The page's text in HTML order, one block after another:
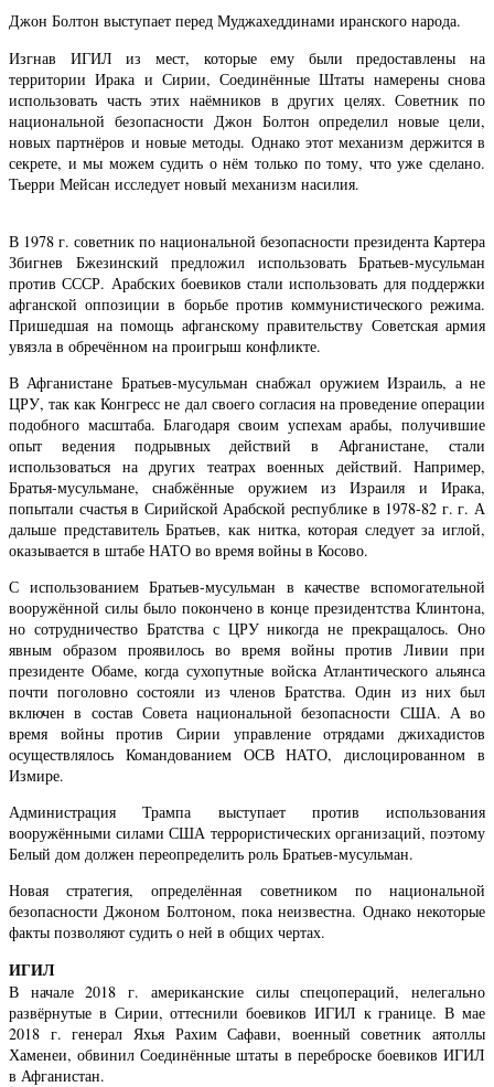
Джон Болтон выступает перед Муджахеддинами иранского народа.
Изгнав ИГИЛ из мест, которые ему были предоставлены на
территории Ирака и Сирии, Соединённые Штаты намерены снова
использовать часть этих наёмников в других целях. Советник по
национальной безопасности Джон Болтон определил новые цели,
новых партнёров и новые методы. Однако этот механизм держится в
секрете, и мы можем судить о нём только по тому, что уже сделано.
Тьерри Мейсан исследует новый механизм насилия.
В 1978 г. советник по национальной безопасности президента Картера
Збигнев Бжезинский предложил использовать Братьев-мусульман
против СССР. Арабских боевиков стали использовать для поддержки
афганской оппозиции в борьбе против коммунистического режима.
Пришедшая на помощь афганскому правительству Советская армия
увязла в обречённом на проигрыш конфликте.
В Афганистане Братьев-мусульман снабжал оружием Израиль, а не
ЦРУ, так как Конгресс не дал своего согласия на проведение операции
подобного масштаба. Благодаря своим успехам арабы, получившие
опыт ведения подрывных действий в Афганистане, стали
использоваться на других театрах военных действий. Например,
Братья-мусульмане, снабжённые оружием из Израиля и Ирака,
попытали счастья в Сирийской Арабской республике в 1978-82 г. г. А
дальше представитель Братьев, как нитка, которая следует за иглой,
оказывается в штабе НАТО во время войны в Косово.
С использованием Братьев-мусульман в качестве вспомогательной
вооружённой силы было покончено в конце президентства Клинтона,
но сотрудничество Братства с ЦРУ никогда не прекращалось. Оно
явным образом проявилось во время войны против Ливии при
президенте Обаме, когда сухопутные войска Атлантического альянса
почти поголовно состояли из членов Братства. Один из них был
включен в состав Совета национальной безопасности США. А во
время войны против Сирии управление отрядами джихадистов
осуществлялось Командованием ОСВ НАТО, дислоцированном в
Измире.
Администрация Трампа выступает против использования
вооружёнными силами США террористических организаций, поэтому
Белый дом должен переопределить роль Братьев-мусульман.
Новая стратегия, определённая советником по национальной
безопасности Джоном Болтоном, пока неизвестна. Однако некоторые
факты позволяют судить о ней в общих чертах.
ИГИЛ
В начале 2018 г. американские силы спецопераций, нелегально
развёрнутые в Сирии, оттеснили боевиков ИГИЛ к границе. В мае
2018 г. генерал Яхья Рахим Сафави, военный советник аятоллы
Хаменеи, обвинил Соединённые штаты в переброске боевиков ИГИЛ
в Афганистан.